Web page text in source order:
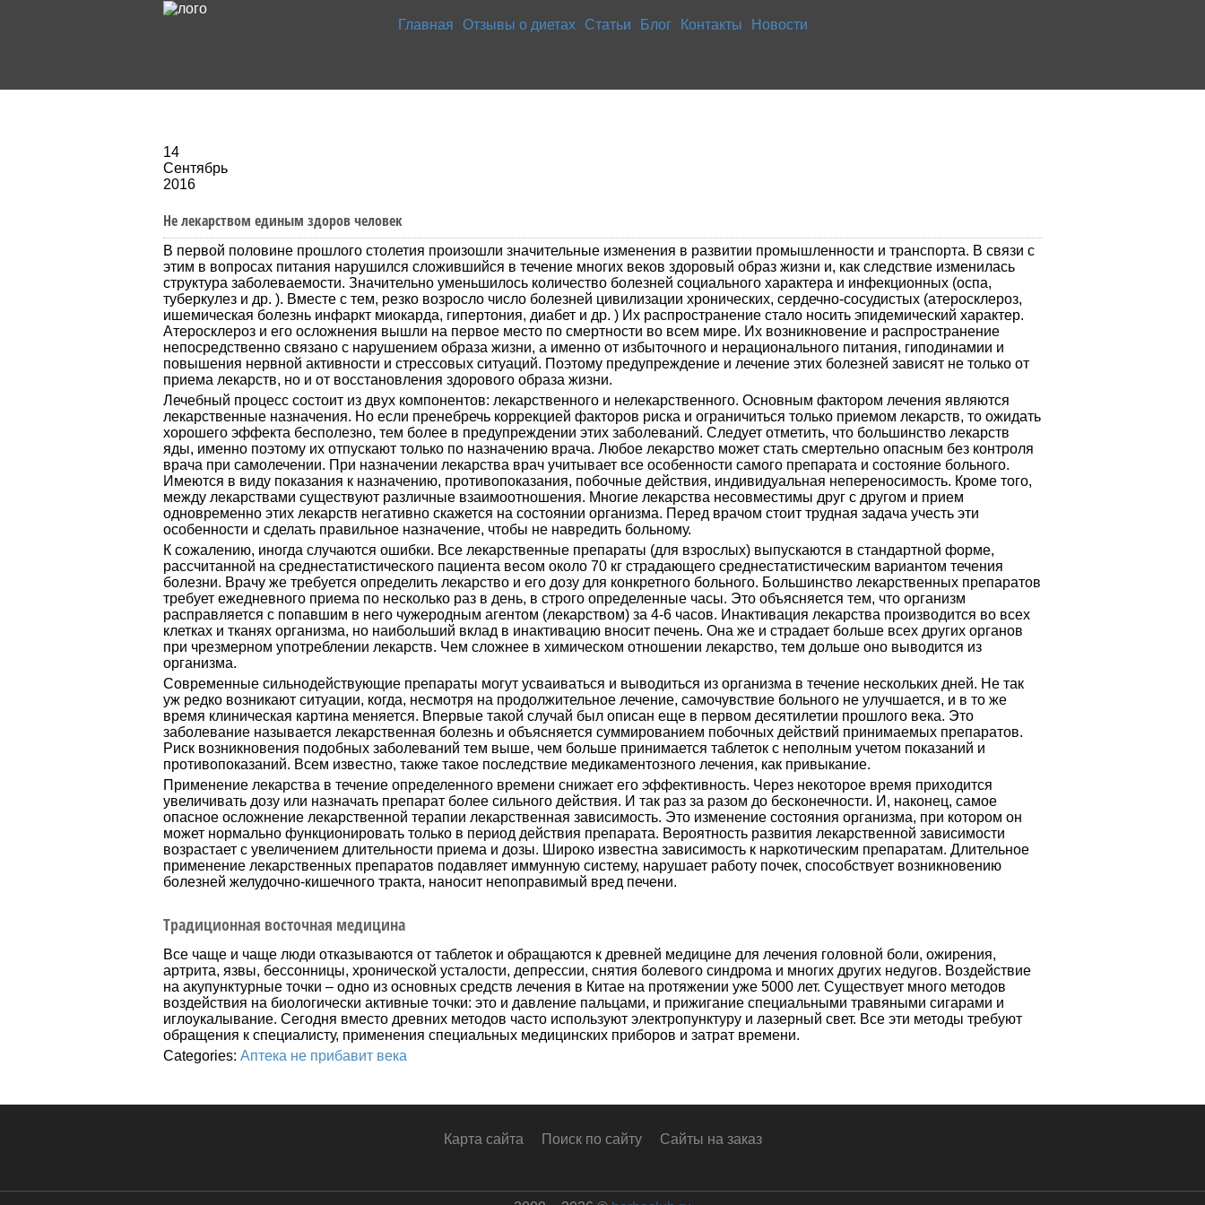
Главная Отзывы о диетах Статьи Блог Контакты Новости
14
Сентябрь
2016
Не лекарством единым здоров человек
В первой половине прошлого столетия произошли значительные изменения в развитии промышленности и транспорта. В связи с
этим в вопросах питания нарушился сложившийся в течение многих веков здоровый образ жизни и, как следствие изменилась
структура заболеваемости. Значительно уменьшилось количество болезней социального характера и инфекционных (оспа,
туберкулез и др. ). Вместе с тем, резко возросло число болезней цивилизации хронических, сердечно-сосудистых (атеросклероз,
ишемическая болезнь инфаркт миокарда, гипертония, диабет и др. ) Их распространение стало носить эпидемический характер.
Атеросклероз и его осложнения вышли на первое место по смертности во всем мире. Их возникновение и распространение
непосредственно связано с нарушением образа жизни, а именно от избыточного и нерационального питания, гиподинамии и
повышения нервной активности и стрессовых ситуаций. Поэтому предупреждение и лечение этих болезней зависят не только от
приема лекарств, но и от восстановления здорового образа жизни.
Лечебный процесс состоит из двух компонентов: лекарственного и нелекарственного. Основным фактором лечения являются
лекарственные назначения. Но если пренебречь коррекцией факторов риска и ограничиться только приемом лекарств, то ожидать
хорошего эффекта бесполезно, тем более в предупреждении этих заболеваний. Следует отметить, что большинство лекарств
яды, именно поэтому их отпускают только по назначению врача. Любое лекарство может стать смертельно опасным без контроля
врача при самолечении. При назначении лекарства врач учитывает все особенности самого препарата и состояние больного.
Имеются в виду показания к назначению, противопоказания, побочные действия, индивидуальная непереносимость. Кроме того,
между лекарствами существуют различные взаимоотношения. Многие лекарства несовместимы друг с другом и прием
одновременно этих лекарств негативно скажется на состоянии организма. Перед врачом стоит трудная задача учесть эти
особенности и сделать правильное назначение, чтобы не навредить больному.
К сожалению, иногда случаются ошибки. Все лекарственные препараты (для взрослых) выпускаются в стандартной форме,
рассчитанной на среднестатистического пациента весом около 70 кг страдающего среднестатистическим вариантом течения
болезни. Врачу же требуется определить лекарство и его дозу для конкретного больного. Большинство лекарственных препаратов
требует ежедневного приема по несколько раз в день, в строго определенные часы. Это объясняется тем, что организм
расправляется с попавшим в него чужеродным агентом (лекарством) за 4-6 часов. Инактивация лекарства производится во всех
клетках и тканях организма, но наибольший вклад в инактивацию вносит печень. Она же и страдает больше всех других органов
при чрезмерном употреблении лекарств. Чем сложнее в химическом отношении лекарство, тем дольше оно выводится из
организма.
Современные сильнодействующие препараты могут усваиваться и выводиться из организма в течение нескольких дней. Не так
уж редко возникают ситуации, когда, несмотря на продолжительное лечение, самочувствие больного не улучшается, и в то же
время клиническая картина меняется. Впервые такой случай был описан еще в первом десятилетии прошлого века. Это
заболевание называется лекарственная болезнь и объясняется суммированием побочных действий принимаемых препаратов.
Риск возникновения подобных заболеваний тем выше, чем больше принимается таблеток с неполным учетом показаний и
противопоказаний. Всем известно, также такое последствие медикаментозного лечения, как привыкание.
Применение лекарства в течение определенного времени снижает его эффективность. Через некоторое время приходится
увеличивать дозу или назначать препарат более сильного действия. И так раз за разом до бесконечности. И, наконец, самое
опасное осложнение лекарственной терапии лекарственная зависимость. Это изменение состояния организма, при котором он
может нормально функционировать только в период действия препарата. Вероятность развития лекарственной зависимости
возрастает с увеличением длительности приема и дозы. Широко известна зависимость к наркотическим препаратам. Длительное
применение лекарственных препаратов подавляет иммунную систему, нарушает работу почек, способствует возникновению
болезней желудочно-кишечного тракта, наносит непоправимый вред печени.
Традиционная восточная медицина
Все чаще и чаще люди отказываются от таблеток и обращаются к древней медицине для лечения головной боли, ожирения,
артрита, язвы, бессонницы, хронической усталости, депрессии, снятия болевого синдрома и многих других недугов. Воздействие
на акупунктурные точки – одно из основных средств лечения в Китае на протяжении уже 5000 лет. Существует много методов
воздействия на биологически активные точки: это и давление пальцами, и прижигание специальными травяными сигарами и
иглоукалывание. Сегодня вместо древних методов часто используют электропунктуру и лазерный свет. Все эти методы требуют
обращения к специалисту, применения специальных медицинских приборов и затрат времени.
Categories: Аптека не прибавит века
Карта сайта Поиск по сайту Сайты на заказ